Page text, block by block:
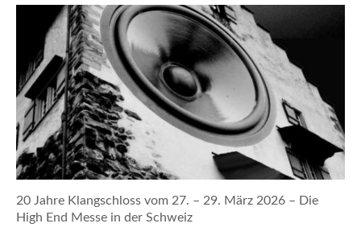
20 Jahre Klangschloss vom 27. – 29. März 2026 – Die
High End Messe in der Schweiz